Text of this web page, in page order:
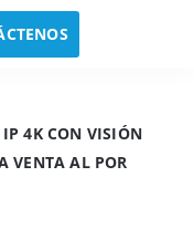
IP 4K CON VISIÓN
VENTA AL POR